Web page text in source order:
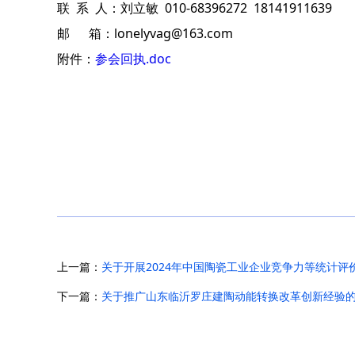
联 系 人：刘立敏 010-68396272 18141911639
邮
箱： lonelyvag@163.com
附件： 参会回执.doc
上一篇： 关于开展2024年中国陶瓷工业企业竞争力等统计评
下一篇： 关于推广山东临沂罗庄建陶动能转换改革创新经验